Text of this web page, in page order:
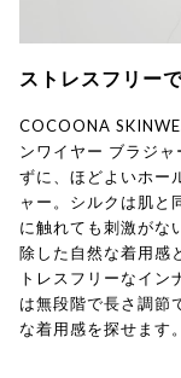
ストレスフリー
COCOONA
ンワイヤー ブラジ
ずに、ほどよいホー
ャー。シルクは肌と
に触れても刺激がな
除した自然な着用感
トレスフリーなイ
は無段階で長さ調節
な着用感を探せます。